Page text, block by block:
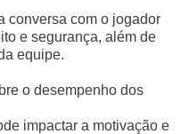
conversa com o jogador
e segurança, além de
equipe.
o desempenho dos
impactar a motivação e